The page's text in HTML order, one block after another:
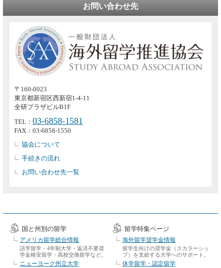
お問い合わせ先
〒160-0023
東京都新宿区西新宿1-4-11
全研プラザビルB1F
TEL：03-6858-1581
FAX：03-6858-1550
協会について
手続きの流れ
お問い合わせ先一覧
国と州別の留学
アメリカ留学総合情報
語学留学・4年制大学・返済不要奨
学金格安留学・高校交換留学など。
ニューヨーク州立大学
留学特集ページ
海外留学奨学金情報
留学生向けの奨学金（スカラーシッ
プ）を支給する大学へのサポート。
休学留学・認定留学